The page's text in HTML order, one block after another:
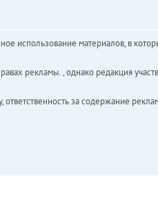
использование материалов, в
рекламы. , однако редакция
за содержание